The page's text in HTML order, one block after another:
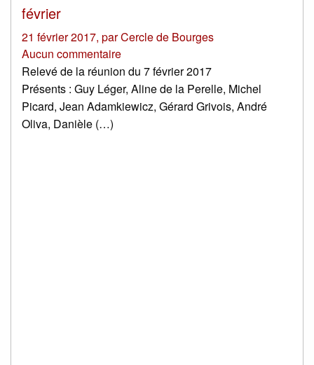
février
21 février 2017, parCercle de Bourges
Aucun commentaire
Relevé de la réunion du 7 février 2017
Présents : Guy Léger, Aline de la Perelle, Michel
Picard, Jean Adamkiewicz, Gérard Grivois, André
Oliva, Danièle (…)